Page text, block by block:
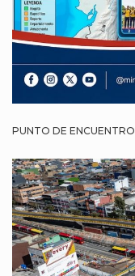
PUNTO DE ENCUENTRO